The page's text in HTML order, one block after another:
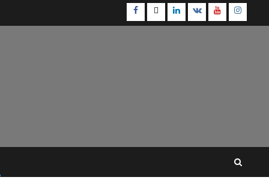
Facebook
TwitterLinkedin
VK Youtube